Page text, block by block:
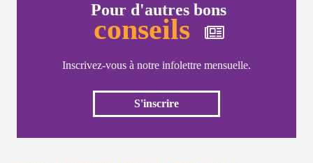
Pour d'autres bons
conseils
Inscrivez-vous à notre infolettre mensuelle.
S'inscrire